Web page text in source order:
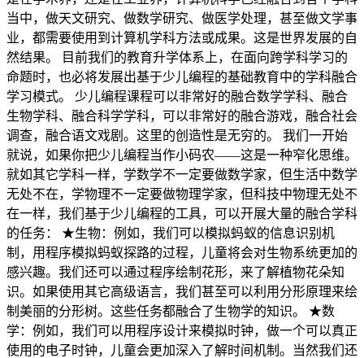
当中，做天文研究、做数学研究、做医学处理，甚至做文学事
业，都需要使用到计算机学科方法或成果。这是世界发展的自
然结果。 目前我们的教育升学体系上，在面向跨学科学习的
命题时，也必将发展出基于少儿编程的基础教育中的学科融合
学习模式。 少儿编程课程可以非常好的融合数学学科、融合
生物学科、融合科学学科，可以非常好的融合游戏，融合社会
调查，融合语文戏剧。这里的创造性是无穷的。 我们一开始
就说，如果你把少儿编程当作小码农——这是一种窄化思维。
就如其它学科一样，学数学不一定要做数学家，但生活中数学
无处不在，学物理不一定要做物理学家，但科技中物理无处不
在一样，我们基于少儿编程的工具，可以开展大量的融合学科
的任务： ★生物：例如，我们可以模拟蚂蚁的信息识别机
制，用程序模拟蚂蚁探路的过程，儿童将会对生物系统更加的
感兴趣。我们还可以通过程序绘制花形，来了解植物花朵知
识。如果使用其它高级语言，我们甚至可以利用分形原理来绘
制美丽的分形树。这些任务都融合了生物学的知识。 ★数
学：例如，我们可以用程序设计来模拟时钟，做一个可以真正
使用的电子时钟，儿童会更加深入了解时间机制。当然我们还